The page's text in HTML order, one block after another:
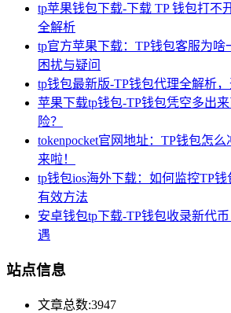
tp苹果钱包下载-下载 TP 钱包打不
全解析
tp官方苹果下载：TP钱包客服为啥
困扰与疑问
tp钱包最新版-TP钱包代理全解析
苹果下载tp钱包-TP钱包凭空多出
险？
tokenpocket官网地址：TP钱包怎
来啦！
tp钱包ios海外下载：如何监控TP
有效方法
安卓钱包tp下载-TP钱包收录新代
遇
站点信息
文章总数:3947